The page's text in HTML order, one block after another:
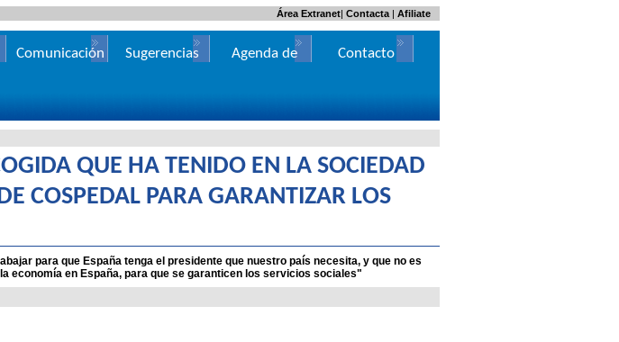
QUE HA TENIDO EN LA SOCIEDAD
COSPEDAL PARA GARANTIZAR LOS
para que España tenga el presidente que nuestro país necesita, y que no es
economía en España, para que se garanticen los servicios sociales"
| Contacta| Afiliate
Área Extranet
Comunicación Sugerencias
Agenda de
Contacto